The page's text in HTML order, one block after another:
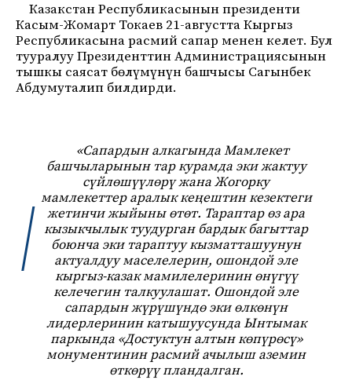
Казакстан Республикасынын президенти
Касым-Жомарт Токаев 21-августта Кыргыз
Республикасына расмий сапар менен келет. Бул
тууралуу Президенттин Администрациясынын
тышкы саясат бөлүмүнүн башчысы Сагынбек
Абдумуталип билдирди.
«Сапардын алкагында Мамлекет
башчыларынын тар курамда эки жактуу
сүйлөшүүлөрү жана Жогорку
мамлекеттер аралык кеңештин кезектеги
жетинчи жыйыны өтөт. Тараптар өз ара
кызыкчылык туудурган бардык багыттар
боюнча эки тараптуу кызматташуунун
актуалдуу маселелерин, ошондой эле
кыргыз-казак мамилелеринин өнүгүү
келечегин талкуулашат. Ошондой эле
сапардын жүрүшүндө эки өлкөнүн
лидерлеринин катышуусунда Ынтымак
паркында «Достуктун алтын көпүрөсү»
монументинин расмий ачылыш аземин
өткөрүү пландалган.